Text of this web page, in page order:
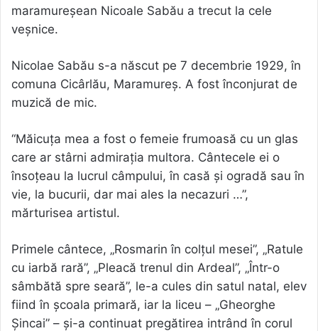
maramureșean Nicoale Sabău a trecut la cele
veșnice.
Nicolae Sabău s-a născut pe 7 decembrie 1929, în
comuna Cicârlău, Maramureș. A fost înconjurat de
muzică de mic.
“Măicuța mea a fost o femeie frumoasă cu un glas
care ar stârni admirația multora. Cântecele ei o
însoțeau la lucrul câmpului, în casă și ogradă sau în
vie, la bucurii, dar mai ales la necazuri …”,
mărturisea artistul.
Primele cântece, „Rosmarin în colțul mesei”, „Ratule
cu iarbă rară”, „Pleacă trenul din Ardeal”, „Într-o
sâmbătă spre seară”, le-a cules din satul natal, elev
fiind în școala primară, iar la liceu – „Gheorghe
Șincai” – și-a continuat pregătirea intrând în corul